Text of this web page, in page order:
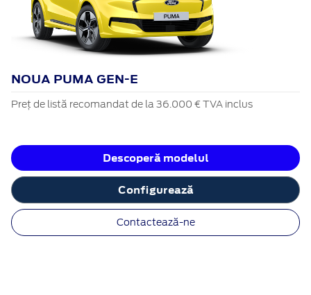
NOUA PUMA GEN-E
Preț de listă recomandat de la 36.000 € TVA inclus
Descoperă modelul
Configurează
Contactează-ne